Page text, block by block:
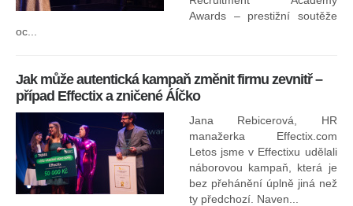
Awards – prestižní soutěže
oc...
Jak může autentická kampaň změnit firmu zevnitř –
případ Effectix a zničené ÁÍčko
Jana Rebicerová, HR
manažerka Effectix.com
Letos jsme v Effectixu udělali
náborovou kampaň, která je
bez přehánění úplně jiná než
ty předchozí. Naven...